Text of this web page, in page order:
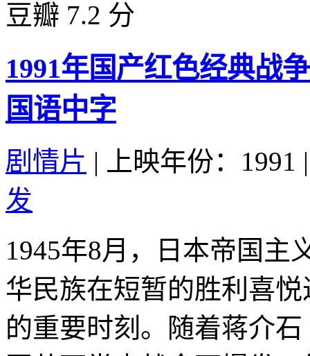
豆瓣 7.2 分
1991年国产红色经典战
国语中字
剧情片 | 上映年份：1991 |
发
1945年8月，日本帝国主
华民族在短暂的胜利喜
的重要时刻。随着蒋介